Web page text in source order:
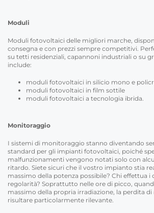
Moduli
Moduli fotovoltaici delle migliori marche,
consegna e con prezzi sempre competitivi.
su tetti residenziali, capannoni industriali o su
include:
moduli fotovoltaici in silicio mono e
moduli fotovoltaici in film sottile
moduli fotovoltaici a tecnologia ibrida.
Monitoraggio
I sistemi di monitoraggio stanno diventando
standard per gli impianti fotovoltaici, poiché
malfunzionamenti vengono notati solo con
ritardo. Siete sicuri che il vostro impianto stia
massimo della potenza possibile? Chi effettua i
regolarità? Soprattutto nelle ore di picco,
massimo della propria irradiazione, la perdita
risultare particolarmente rilevante.